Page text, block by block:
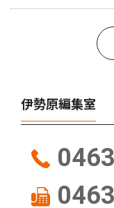
伊勢原編集室